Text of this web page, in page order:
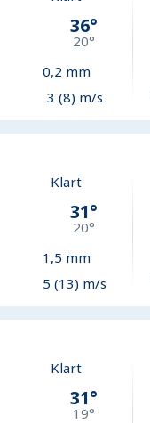
36°
20°
0,2 mm
3 (8) m/s
Klart
31°
20°
1,5 mm
5 (13) m/s
Klart
31°
19°